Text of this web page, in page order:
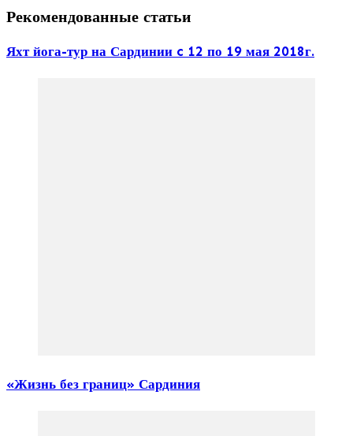
Рекомендованные статьи
Яхт йога-тур на Сардинии c 12 по 19 мая 2018г.
«Жизнь без границ» Сардиния